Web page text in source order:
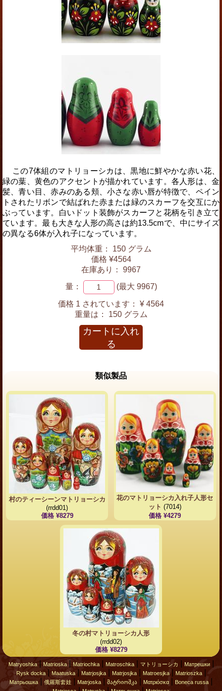
この7体組のマトリョーシカは、黒地に鮮やかな赤い花、
緑の葉、黄色のアクセントが描かれています。各人形は、金
髪、青い目、赤みのある頬、小さな赤い唇が特徴で、ペイン
トされたリボンで結ばれた赤または緑のスカーフを交互にか
ぶっています。白いドット装飾がスカーフと花柄を引き立て
ています。最も大きな人形の高さは約13.5cmで、中にサイズ
の異なる6体が入れ子になっています。
平均体重： 150 グラム
価格 ¥4564
在庫あり： 9967
量： (最大 9967)
価格 1 されています：
¥ 4564
重量は： 150 グラム
カートに入れ
る
類似製品
村のティーシーンマトリョーシカ
(rrdd01)
価格 ¥8279
花のマトリョーシカ入れ子人形セ
ット (7014)
価格 ¥4279
冬の村マトリョーシカ人形
(rrdd02)
価格 ¥8279
Matryoshka| Matrioska| Matriochka| Matroschka| マトリョーシカ Матрешки|
Rysk docka| Maatuska| Matrjosjka| Matrjosjka| Matroesjka| Matrioszka|
Матрьошка 俄羅斯套娃 Matrjoska მატრიოშკა Ματριόσκα Boneca russa